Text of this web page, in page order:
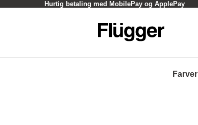
Hurtig betaling med MobilePay og ApplePay
Farver